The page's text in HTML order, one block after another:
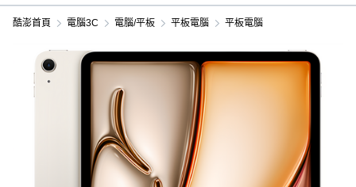
酷澎首頁 電腦3C 電腦/平板 平板電腦 平板電腦